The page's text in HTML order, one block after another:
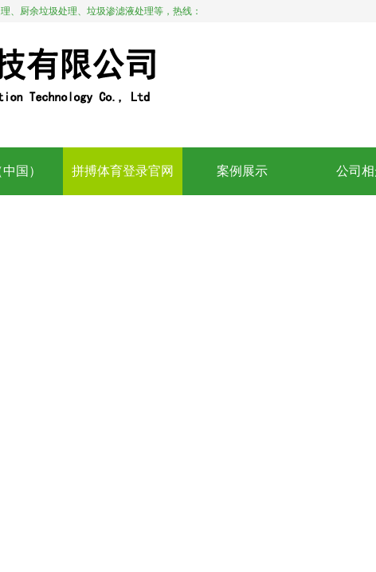
、厨余垃圾处理、垃圾渗滤液处理等，热线：
国） 拼搏体育登录官网 案例展示 公司